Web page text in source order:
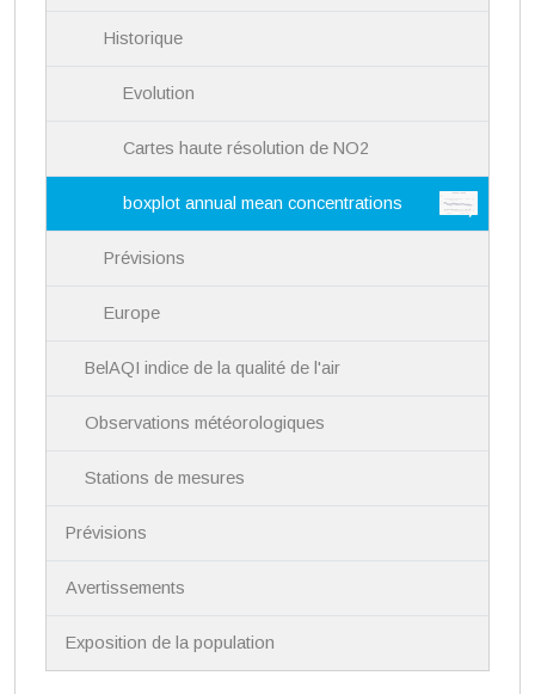
Historique
Evolution
Cartes haute résolution de NO2
boxplot annual mean concentrations
Prévisions
Europe
BelAQI indice de la qualité de l'air
Observations météorologiques
Stations de mesures
Prévisions
Avertissements
Exposition de la population